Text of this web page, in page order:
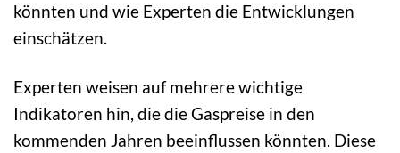
könnten und wie Experten die Entwicklungen
einschätzen.
Experten weisen auf mehrere wichtige
Indikatoren hin, die die Gaspreise in den
kommenden Jahren beeinflussen könnten. Diese